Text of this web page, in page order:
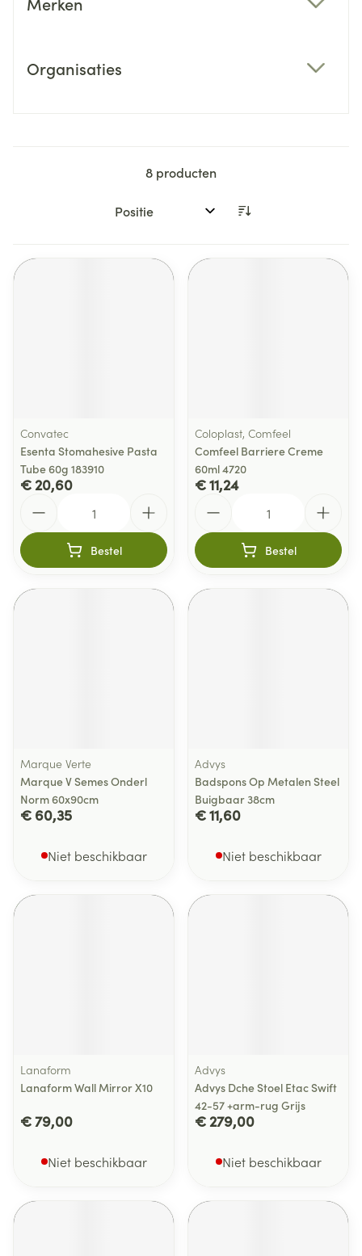
Organisaties
8 producten
Sorteer op:
Convatec
Esenta Stomahesive Pasta
Tube 60g 183910
€ 20,60
Bestel
Coloplast, Comfeel
Comfeel Barriere Creme
60ml 4720
€ 11,24
Bestel
Marque Verte
Marque V Semes Onderl
Norm 60x90cm
€ 60,35
Niet beschikbaar
Advys
Badspons Op Metalen Steel
Buigbaar 38cm
€ 11,60
Niet beschikbaar
Lanaform
Lanaform Wall Mirror X10
€ 79,00
Niet beschikbaar
Advys
Advys Dche Stoel Etac Swift
42-57 +arm-rug Grijs
€ 279,00
Niet beschikbaar